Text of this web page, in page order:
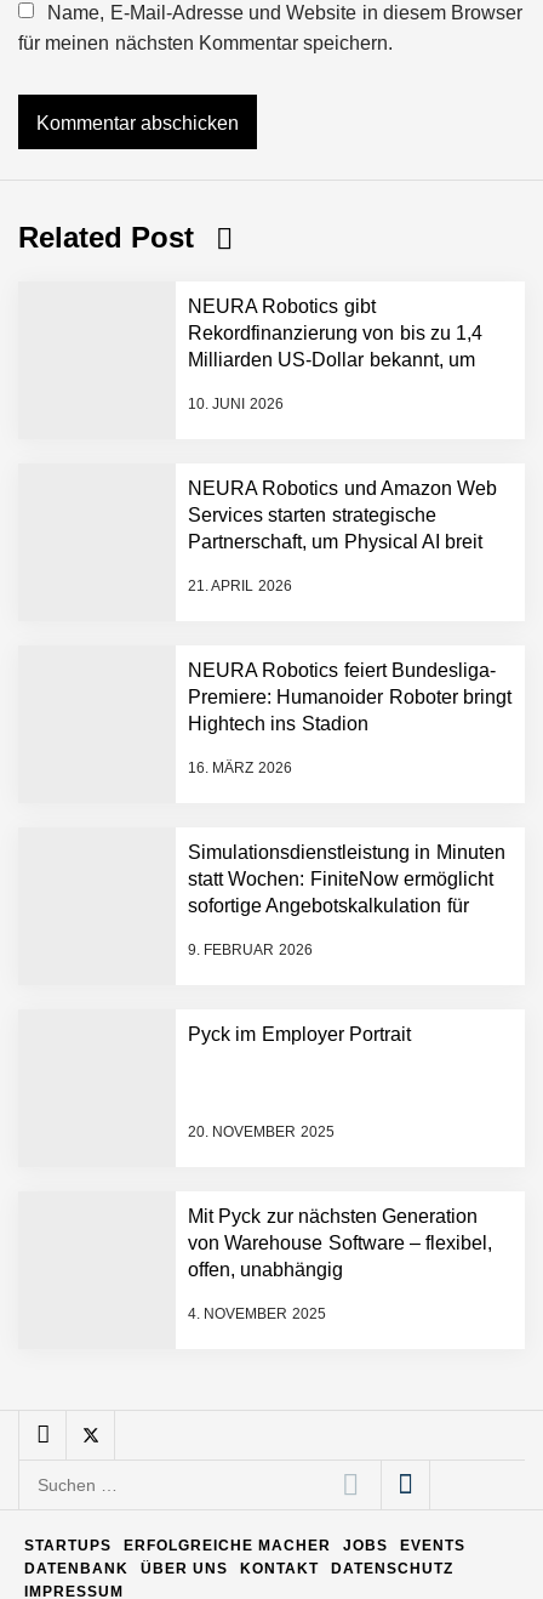
Name, E-Mail-Adresse und Website in diesem Browser
für meinen nächsten Kommentar speichern.
Related Post
NEURA Robotics gibt
Rekordfinanzierung von bis zu 1,4
Milliarden US-Dollar bekannt, um
Physical-AI-Plattform zu
10. JUNI 2026
NEURA Robotics und Amazon Web
Services starten strategische
Partnerschaft, um Physical AI breit
21. APRIL 2026
NEURA Robotics feiert Bundesliga-
Premiere: Humanoider Roboter bringt
Hightech ins Stadion
16. MÄRZ 2026
Simulationsdienstleistung in Minuten
statt Wochen: FiniteNow ermöglicht
sofortige Angebotskalkulation für
9. FEBRUAR 2026
Pyck im Employer Portrait
20. NOVEMBER 2025
Mit Pyck zur nächsten Generation
von Warehouse Software – flexibel,
offen, unabhängig
4. NOVEMBER 2025
NEURA Robotics gibt
Rekordfinanzierung von
Dollar bekannt, um den
Plattform zu beschleunigen
Amazon Web Services
starten strategische
AI breit auszurollen
Humanoider Roboter bringt
Hightech ins Stadion
Simulationsdienstleistung in
Minuten statt Wochen:
FiniteNow ermöglicht
Entwicklungsprozesse
Maximilian Mack von Pyck
Software – flexibel, offen,
ELOPRINT im Employer
Portrait
Suchen
STARTUPS ERFOLGREICHE MACHER JOBS
EVENTS
DATENBANK
ÜBER UNS KONTAKT
DATENSCHUTZ
IMPRESSUM